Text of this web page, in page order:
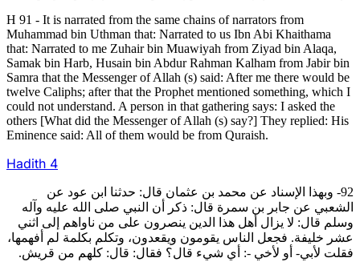
H 91 - It is narrated from the same chains of narrators from
Muhammad bin Uthman that: Narrated to us Ibn Abi Khaithama
that: Narrated to me Zuhair bin Muawiyah from Ziyad bin Alaqa,
Samak bin Harb, Husain bin Abdur Rahman Kalham from Jabir bin
Samra that the Messenger of Allah (s) said: After me there would be
twelve Caliphs; after that the Prophet mentioned something, which I
could not understand. A person in that gathering says: I asked the
others [What did the Messenger of Allah (s) say?] They replied: His
Eminence said: All of them would be from Quraish.
Hadith 4
92- وبهذا الإسناد عن محمد بن عثمان قال: حدثنا ابن عود عن
الشعبي عن جابر بن سمرة قال: ذكر أن النبي صلى الله عليه وآله
وسلم قال: لا يزال أهل هذا الدين ينصرون على من ناواهم إلى اثني
عشر خليفة. فجعل الناس يقومون ويقعدون، وتكلم بكلمة لم أفهمها،
فقلت لأبي- أو لأخي -: أي شي‏ء قال؟ فقال: قال: كلهم من قريش.